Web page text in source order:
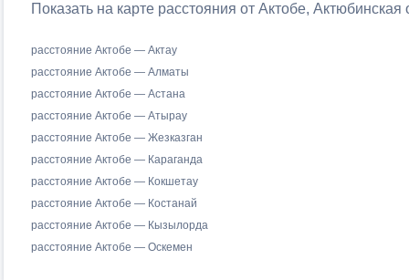
Показать на карте расстояния от Актобе,
расстояние Актобе — Актау
расстояние Актобе — Алматы
расстояние Актобе — Астана
расстояние Актобе — Атырау
расстояние Актобе — Жезказган
расстояние Актобе — Караганда
расстояние Актобе — Кокшетау
расстояние Актобе — Костанай
расстояние Актобе — Кызылорда
расстояние Актобе — Оскемен